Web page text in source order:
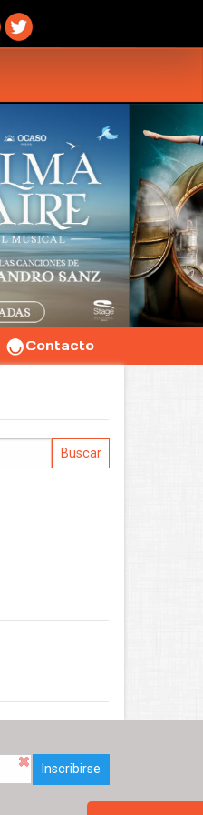
Contacto
Inscribirse